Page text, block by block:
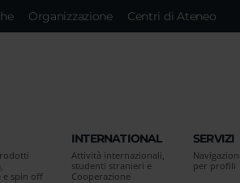
Organizzazione Centri di Ateneo
e spin off
INTERNATIONAL
Attività internazionali,
studenti stranieri e
Cooperazione
SERVIZI
per profili